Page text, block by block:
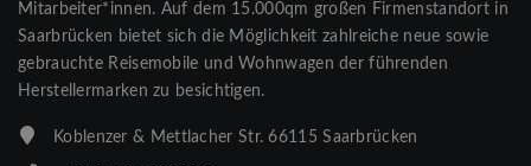
Mitarbeiter*innen. Auf dem 15.000qm großen Firmenstandort in
Saarbrücken bietet sich die Möglichkeit zahlreiche neue sowie
gebrauchte Reisemobile und Wohnwagen der führenden
Herstellermarken zu besichtigen.
Koblenzer & Mettlacher Str. 66115 Saarbrücken